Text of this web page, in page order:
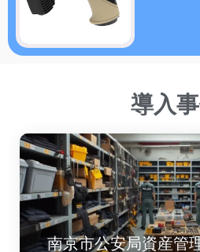
/home/crystone/crystone-
content/plugins/elementor-
widgets/widgets/news.php
" >
南京市公安局資産管
真贋判定Dynamic NFC